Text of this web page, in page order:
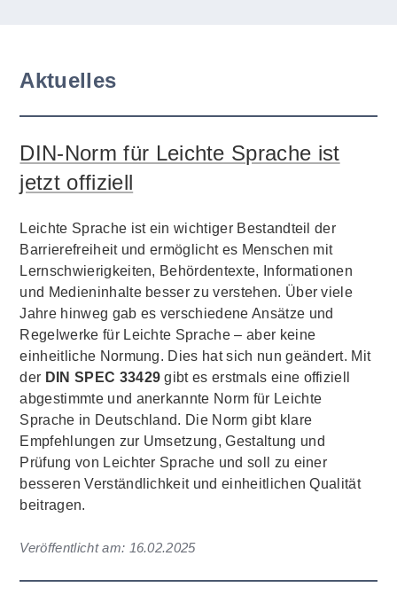
Aktuelles
DIN-Norm für Leichte Sprache ist
jetzt offiziell
Leichte Sprache ist ein wichtiger Bestandteil der
Barrierefreiheit und ermöglicht es Menschen mit
Lernschwierigkeiten, Behördentexte, Informationen
und Medieninhalte besser zu verstehen. Über viele
Jahre hinweg gab es verschiedene Ansätze und
Regelwerke für Leichte Sprache – aber keine
einheitliche Normung. Dies hat sich nun geändert. Mit
der DIN SPEC 33429 gibt es erstmals eine offiziell
abgestimmte und anerkannte Norm für Leichte
Sprache in Deutschland. Die Norm gibt klare
Empfehlungen zur Umsetzung, Gestaltung und
Prüfung von Leichter Sprache und soll zu einer
besseren Verständlichkeit und einheitlichen Qualität
beitragen.
Veröffentlicht am: 16.02.2025